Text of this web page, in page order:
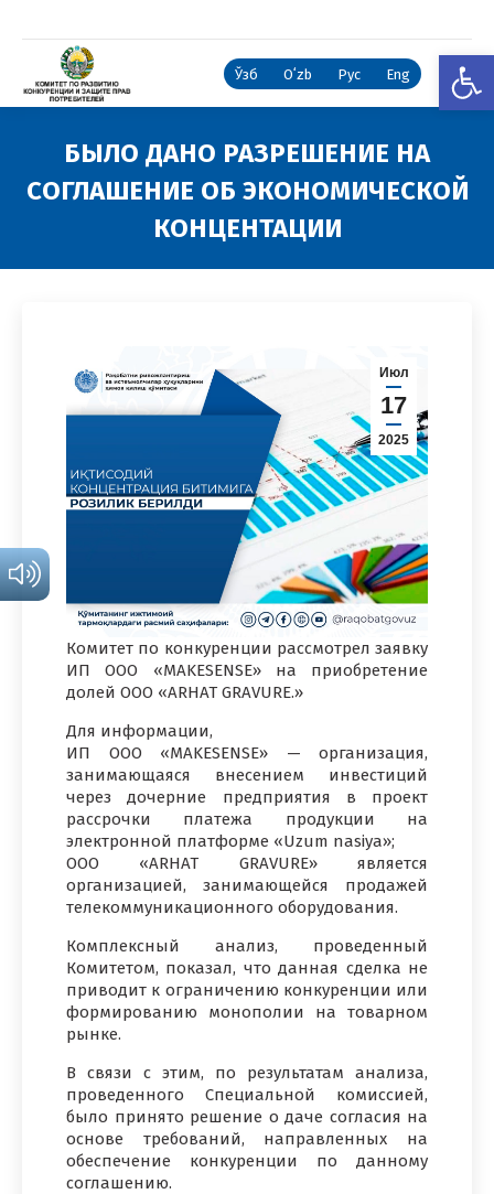
Ўзб Oʻzb Рус Eng
БЫЛО ДАНО РАЗРЕШЕНИЕ НА
СОГЛАШЕНИЕ ОБ ЭКОНОМИЧЕСКОЙ
КОНЦЕНТАЦИИ
Июл
17
2025
Комитет по конкуренции рассмотрел заявку
ИП ООО «MAKESENSE» на приобретение
долей ООО «ARHAT GRAVURE.»
Для информации,
ИП ООО «MAKESENSE» — организация,
занимающаяся внесением инвестиций
через дочерние предприятия в проект
рассрочки платежа продукции на
электронной платформе «Uzum nasiya»;
ООО «ARHAT GRAVURE» является
организацией, занимающейся продажей
телекоммуникационного оборудования.
Комплексный анализ, проведенный
Комитетом, показал, что данная сделка не
приводит к ограничению конкуренции или
формированию монополии на товарном
рынке.
В связи с этим, по результатам анализа,
проведенного Специальной комиссией,
было принято решение о даче согласия на
основе требований, направленных на
обеспечение конкуренции по данному
соглашению.